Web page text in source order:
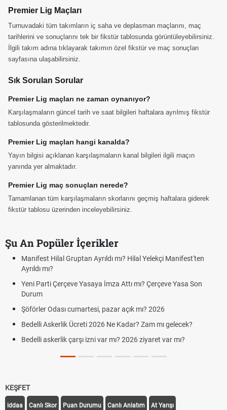
Premier Lig Maçları
Turnuvadaki tüm takımların iç saha ve deplasman maçlarını, maç
tarihlerini ve sonuçlarını tek bir fikstür tablosunda görüntüleyebilirsiniz.
İlgili takım adına tıklayarak takımın özel fikstür ve maç sonuçları
sayfasına ulaşabilirsiniz.
Sık Sorulan Sorular
Premier Lig maçları ne zaman oynanıyor?
Karşılaşmaların güncel tarih ve saat bilgileri haftalara ayrılmış fikstür
tablosunda gösterilmektedir.
Premier Lig maçları hangi kanalda?
Yayın bilgisi açıklanan karşılaşmaların kanal bilgileri ilgili maçın
yanında yer almaktadır.
Premier Lig maç sonuçları nerede?
Tamamlanan tüm karşılaşmaların skorlarını geçmiş haftalara giderek
fikstür tablosu üzerinden inceleyebilirsiniz.
Şu An Popüler İçerikler
Manifest Hilal Gruptan Ayrıldı mı? Hilal Yelekçi Manifest'ten
Ayrıldı mı?
Yeni Parti Çerçeve Yasaya İmza Attı mı? Çerçeve Yasa Son
Durum
Şöförler Odası cumartesi, pazar açık mı? 2026
Bedelli Askerlik Ücreti 2026 Ne Kadar? Zam mı gelecek?
Bedelli askerlik çarşı izni var mı? 2026 ziyaret var mı?
KEŞFET
iddaa Canlı Skor Puan Durumu Canlı Anlatım At Yarışı